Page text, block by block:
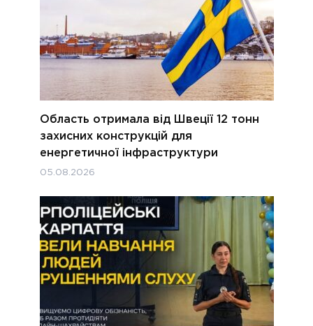
Область отримала від Швеції 12 тонн
захисних конструкцій для
енергетичної інфраструктури
05.08.2026